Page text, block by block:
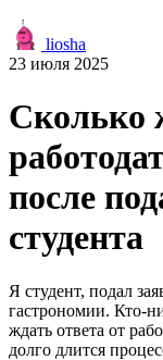
liosha
23 июля 2025
Сколько
после
студента
Я студент, подал
гастрономии. Кто-
ждать ответа от
долго длится